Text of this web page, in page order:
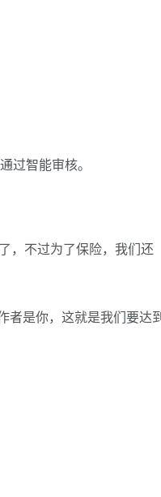
过智能审核。
，不过为了保险，我们还
者是你，这就是我们要达